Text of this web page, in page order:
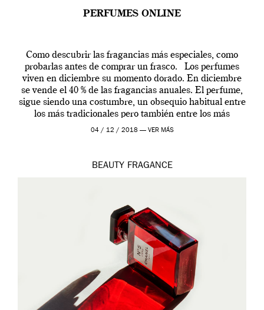
PERFUMES ONLINE
Como descubrir las fragancias más especiales, como
probarlas antes de comprar un frasco. Los perfumes
viven en diciembre su momento dorado. En diciembre
se vende el 40 % de las fragancias anuales. El perfume,
sigue siendo una costumbre, un obsequio habitual entre
los más tradicionales pero también entre los más
modernos. Estos días ha […]
04 / 12 / 2018 — VER MÁS
BEAUTY FRAGANCE